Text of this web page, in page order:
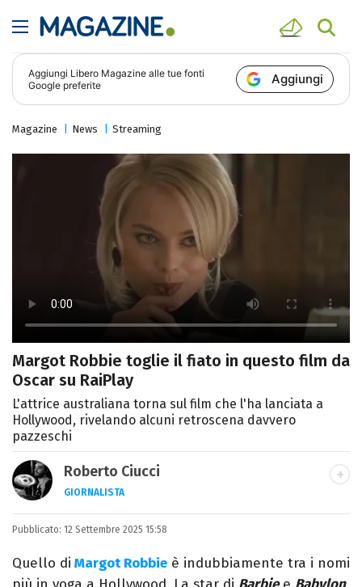
Aggiungi Libero Magazine alle tue fonti
Google preferite
Aggiungi
Magazine News Streaming
Margot Robbie toglie il fiato in questo film da
Oscar su RaiPlay
L'attrice australiana torna sul film che l'ha lanciata a
Hollywood, rivelando alcuni retroscena davvero
pazzeschi
Roberto Ciucci
GIORNALISTA
INSTAGRAM
FACEBOOK
Appassionato di sport, avido consumatore
di manga e film, cultore di tutto ciò che è
stato girato da Quentin Tarantino e
Pubblicato: 12 Settembre 2025 15:58
Quello di Margot Robbie è indubbiamente tra i nomi